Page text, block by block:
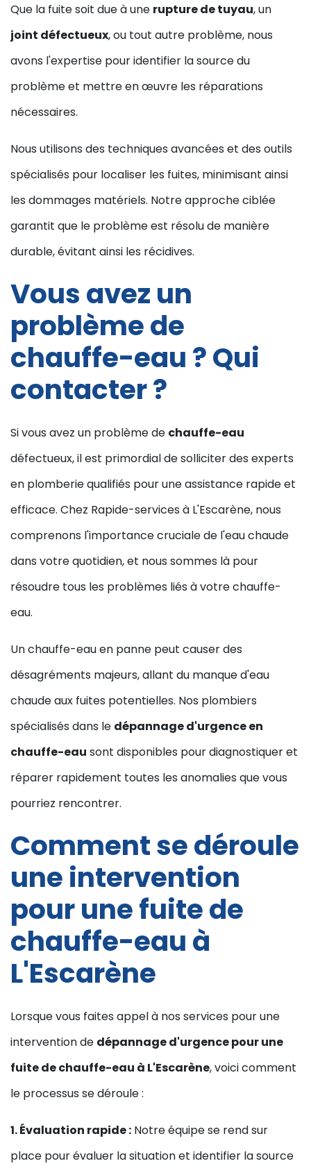
Que la fuite soit due à une rupture de tuyau, un
joint défectueux, ou tout autre problème, nous
avons l'expertise pour identifier la source du
problème et mettre en œuvre les réparations
nécessaires.
Nous utilisons des techniques avancées et des outils
spécialisés pour localiser les fuites, minimisant ainsi
les dommages matériels. Notre approche ciblée
garantit que le problème est résolu de manière
durable, évitant ainsi les récidives.
Vous avez un
problème de
chauffe-eau ? Qui
contacter ?
Si vous avez un problème de chauffe-eau
défectueux, il est primordial de solliciter des experts
en plomberie qualifiés pour une assistance rapide et
efficace. Chez Rapide-services à L'Escarène, nous
comprenons l'importance cruciale de l'eau chaude
dans votre quotidien, et nous sommes là pour
résoudre tous les problèmes liés à votre chauffe-
eau.
Un chauffe-eau en panne peut causer des
désagréments majeurs, allant du manque d'eau
chaude aux fuites potentielles. Nos plombiers
spécialisés dans le dépannage d'urgence en
chauffe-eau sont disponibles pour diagnostiquer et
réparer rapidement toutes les anomalies que vous
pourriez rencontrer.
Comment se déroule
une intervention
pour une fuite de
chauffe-eau à
L'Escarène
Lorsque vous faites appel à nos services pour une
intervention de dépannage d'urgence pour une
fuite de chauffe-eau à L'Escarène, voici comment
le processus se déroule :
1. Évaluation rapide : Notre équipe se rend sur
place pour évaluer la situation et identifier la source